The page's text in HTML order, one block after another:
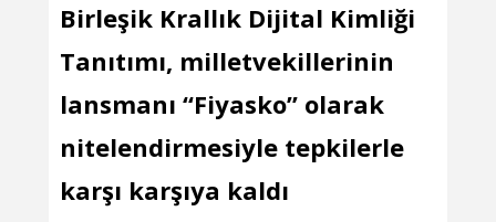
Birleşik Krallık Dijital Kimliği
Tanıtımı, milletvekillerinin
lansmanı “Fiyasko” olarak
nitelendirmesiyle tepkilerle
karşı karşıya kaldı